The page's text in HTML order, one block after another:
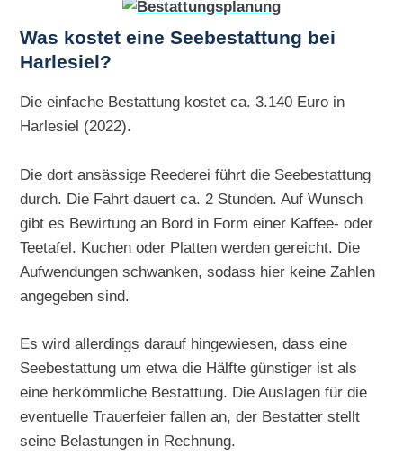
Was kostet eine Seebestattung bei
Harlesiel?
Die einfache Bestattung kostet ca. 3.140 Euro in
Harlesiel (2022).
Die dort ansässige Reederei führt die Seebestattung
durch. Die Fahrt dauert ca. 2 Stunden. Auf Wunsch
gibt es Bewirtung an Bord in Form einer Kaffee- oder
Teetafel. Kuchen oder Platten werden gereicht. Die
Aufwendungen schwanken, sodass hier keine Zahlen
angegeben sind.
Es wird allerdings darauf hingewiesen, dass eine
Seebestattung um etwa die Hälfte günstiger ist als
eine herkömmliche Bestattung. Die Auslagen für die
eventuelle Trauerfeier fallen an, der Bestatter stellt
seine Belastungen in Rechnung.